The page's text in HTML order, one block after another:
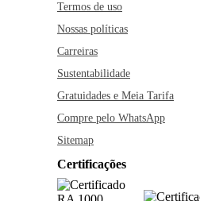
Termos de uso
Nossas políticas
Carreiras
Sustentabilidade
Gratuidades e Meia Tarifa
Compre pelo WhatsApp
Sitemap
Certificações